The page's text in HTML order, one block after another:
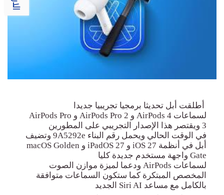
أطلقت أبل تحديثا برمجيا تجريبيا جديدا
لسماعات
و و AirPods Pro
3 ويقتصر هذا الإصدار التجريبي على المطورين
في الوقت الحالي ويحمل رقم البناء 9 A5292e
وتضيف
أبل في أنظمة
و و macOS Golden
Gate واجهة مستخدم جديدة كليا
لسماعات
ودعما لميزة موازن الصوت
المخصص المبتكرة كما ستكون السماعات متوافقة
بالكامل مع مساعد
الجديد